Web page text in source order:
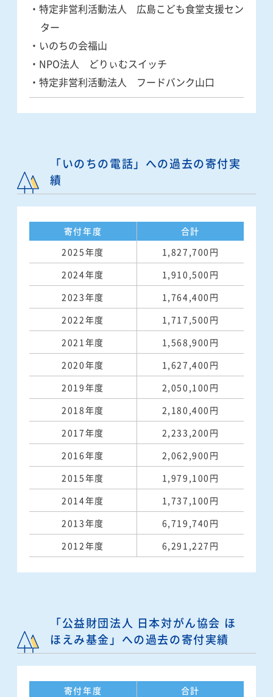
・特定非営利活動法人 広島こども食堂支援セン
ター
・いのちの会福山
・NPO法人 どりぃむスイッチ
・特定非営利活動法人 フードバンク山口
「いのちの電話」への過去の寄付実
績
寄付年度
合計
2025年度
1,827,700円
2024年度
1,910,500円
2023年度
1,764,400円
2022年度
1,717,500円
2021年度
1,568,900円
2020年度
1,627,400円
2019年度
2,050,100円
2018年度
2,180,400円
2017年度
2,233,200円
2016年度
2,062,900円
2015年度
1,979,100円
2014年度
1,737,100円
2013年度
6,719,740円
2012年度
6,291,227円
「公益財団法人 日本対がん協会 ほ
ほえみ基金」への過去の寄付実績
寄付年度
合計